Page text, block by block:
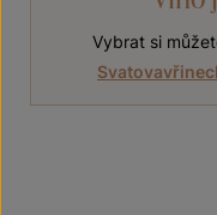
Vybrat si